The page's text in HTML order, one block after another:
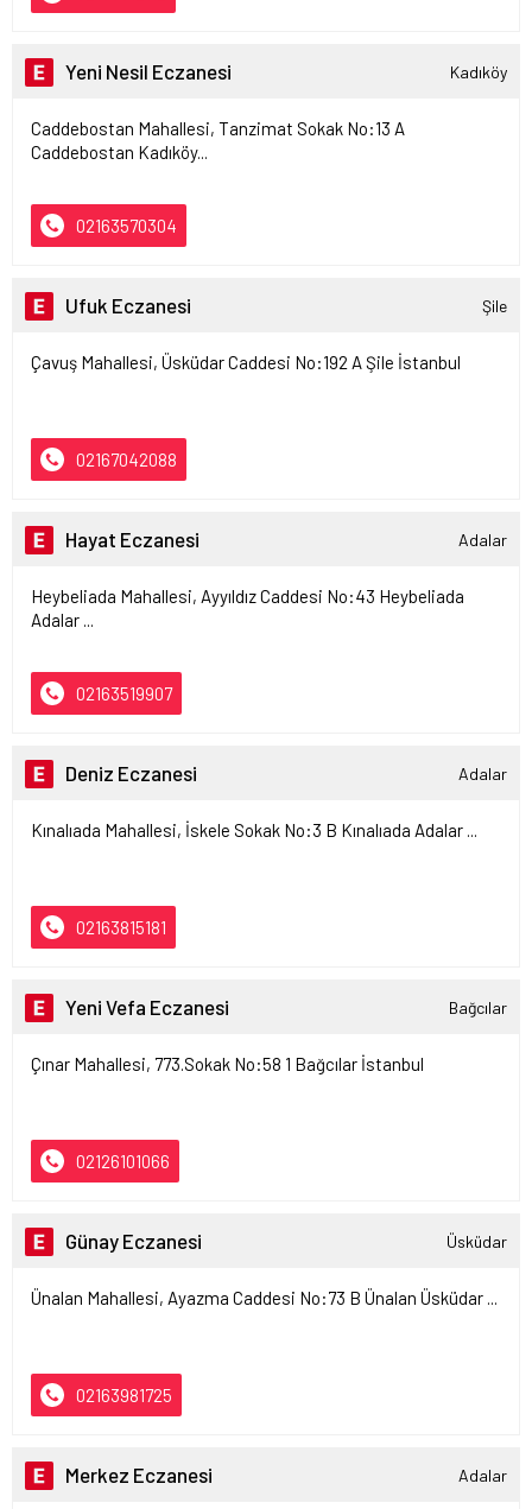
Yeni Nesil Eczanesi Kadıköy
Caddebostan Mahallesi, Tanzimat Sokak No:13 A
Caddebostan Kadıköy...
02163570304
Ufuk Eczanesi Şile
Çavuş Mahallesi, Üsküdar Caddesi No:192 A Şile İstanbul
02167042088
Hayat Eczanesi Adalar
Heybeliada Mahallesi, Ayyıldız Caddesi No:43 Heybeliada
Adalar ...
02163519907
Deniz Eczanesi Adalar
Kınalıada Mahallesi, İskele Sokak No:3 B Kınalıada Adalar ...
02163815181
Yeni Vefa Eczanesi Bağcılar
Çınar Mahallesi, 773.Sokak No:58 1 Bağcılar İstanbul
02126101066
Günay Eczanesi Üsküdar
Ünalan Mahallesi, Ayazma Caddesi No:73 B Ünalan Üsküdar ...
02163981725
Merkez Eczanesi Adalar